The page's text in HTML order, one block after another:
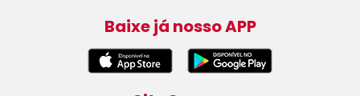
Baixe já nosso APP